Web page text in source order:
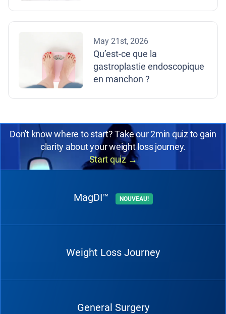
May 21st, 2026
Qu’est-ce que la
gastroplastie endoscopique
en manchon ?
Don't know where to start? Take our 2min quiz to gain
clarity about your weight loss journey.
Start quiz →
MagDI™ NOUVEAU!
Weight Loss Journey
General Surgery